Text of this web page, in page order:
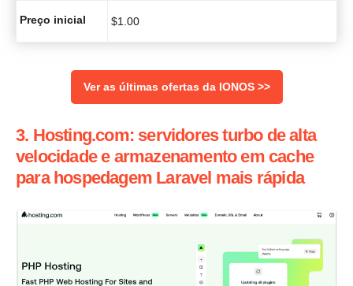
Preço inicial $1.00
Ver as últimas ofertas da IONOS >>
3. Hosting.com: servidores turbo de alta
velocidade e armazenamento em cache
para hospedagem Laravel mais rápida